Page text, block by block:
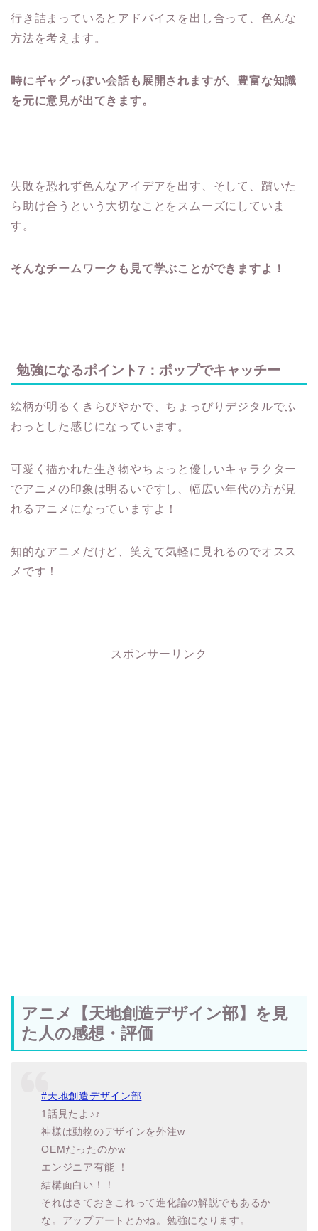
行き詰まっているとアドバイスを出し合って、色んな
方法を考えます。
時にギャグっぽい会話も展開されますが、豊富な知識
を元に意見が出てきます。
失敗を恐れず色んなアイデアを出す、そして、躓いた
ら助け合うという大切なことをスムーズにしていま
す。
そんなチームワークも見て学ぶことができますよ！
勉強になるポイント7：ポップでキャッチー
絵柄が明るくきらびやかで、ちょっぴりデジタルでふ
わっとした感じになっています。
可愛く描かれた生き物やちょっと優しいキャラクター
でアニメの印象は明るいですし、幅広い年代の方が見
れるアニメになっていますよ！
知的なアニメだけど、笑えて気軽に見れるのでオスス
メです！
スポンサーリンク
アニメ【天地創造デザイン部】を見
た人の感想・評価
#天地創造デザイン部
1話見たよ♪♪
神様は動物のデザインを外注w
OEMだったのかw
エンジニア有能 ！
結構面白い！！
それはさておきこれって進化論の解説でもあるか
な。アップデートとかね。勉強になります。